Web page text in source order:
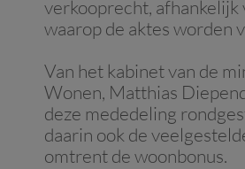
verkooprecht, afhankelijk
waarop de aktes worden
Van het kabinet van de
Wonen, Matthias
deze mededeling
daarin ook de
omtrent de woonbonus.